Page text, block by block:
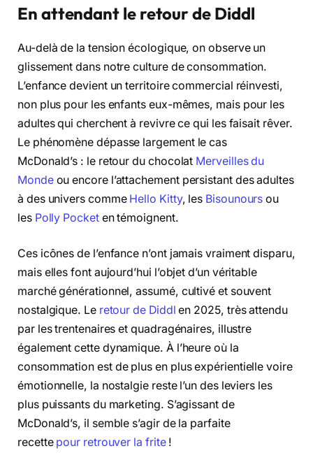
En attendant le retour de Diddl
Au-delà de la tension écologique, on observe un
glissement dans notre culture de consommation.
L’enfance devient un territoire commercial réinvesti,
non plus pour les enfants eux-mêmes, mais pour les
adultes qui cherchent à revivre ce qui les faisait rêver.
Le phénomène dépasse largement le cas
McDonald’s : le retour du chocolat Merveilles du
Mondeou encore l’attachement persistant des adultes
à des univers comme Hello Kitty, les Bisounours ou
les Polly Pocketen témoignent.
Ces icônes de l’enfance n’ont jamais vraiment disparu,
mais elles font aujourd’hui l’objet d’un véritable
marché générationnel, assumé, cultivé et souvent
nostalgique. Le retour de Diddl en 2025, très attendu
par les trentenaires et quadragénaires, illustre
également cette dynamique. À l’heure où la
consommation est de plus en plus expérientielle voire
émotionnelle, la nostalgie reste l’un des leviers les
plus puissants du marketing. S’agissant de
McDonald’s, il semble s’agir de la parfaite
recette pour retrouver la frite!